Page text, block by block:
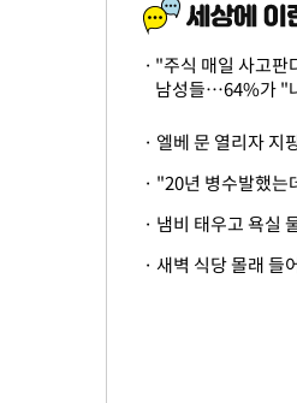
"주식 매일 사고판
남성들…64%가 "